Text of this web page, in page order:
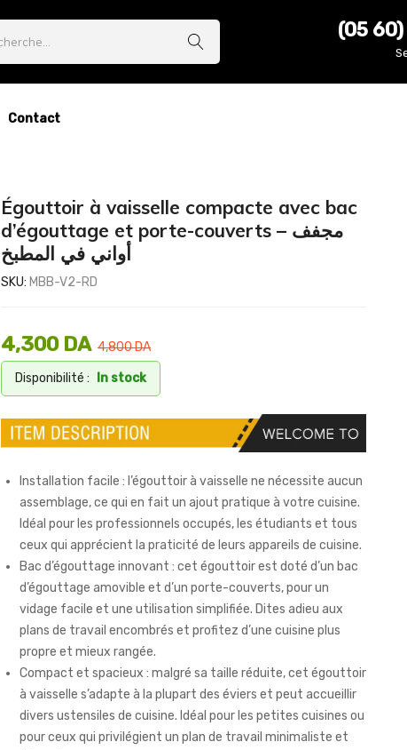
(05
Contact
Égouttoir à vaisselle compacte avec bac
d’égouttage et porte-couverts – مجفف
أواني في المطبخ
SKU: MBB-V2-RD
4,800DA
4,300 DA
Disponibilité : In stock
Installation facile : l’égouttoir à vaisselle ne nécessite aucun
assemblage, ce qui en fait un ajout pratique à votre cuisine.
Idéal pour les professionnels occupés, les étudiants et tous
ceux qui apprécient la praticité de leurs appareils de cuisine.
Bac d’égouttage innovant : cet égouttoir est doté d’un bac
d’égouttage amovible et d’un porte-couverts, pour un
vidage facile et une utilisation simplifiée. Dites adieu aux
plans de travail encombrés et profitez d’une cuisine plus
propre et mieux rangée.
Compact et spacieux : malgré sa taille réduite, cet égouttoir
à vaisselle s’adapte à la plupart des éviers et peut accueillir
divers ustensiles de cuisine. Idéal pour les petites cuisines ou
pour ceux qui privilégient un plan de travail minimaliste et